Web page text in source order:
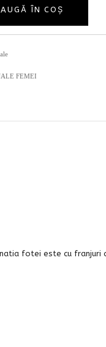
ÎN COȘ
FEMEI
fotei este cu franjuri